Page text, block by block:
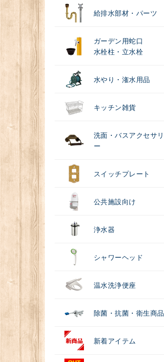
給排水部材・パーツ
ガーデン用蛇口
水栓柱・立水栓
水やり・潅水用品
キッチン雑貨
洗面・バスアクセサリ
ー
スイッチプレート
公共施設向け
浄水器
シャワーヘッド
温水洗浄便座
除菌・抗菌・衛生商品
新着アイテム